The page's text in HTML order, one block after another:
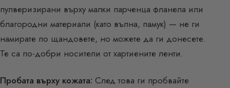
пулверизирани върху малки парченца фланела или
благородни материали (като вълна, памук) — не ги
намирате по щандовете, но можете да ги донесете.
Те са по-добри носители от хартиените ленти.
Пробата върху кожата: След това ги пробвайте